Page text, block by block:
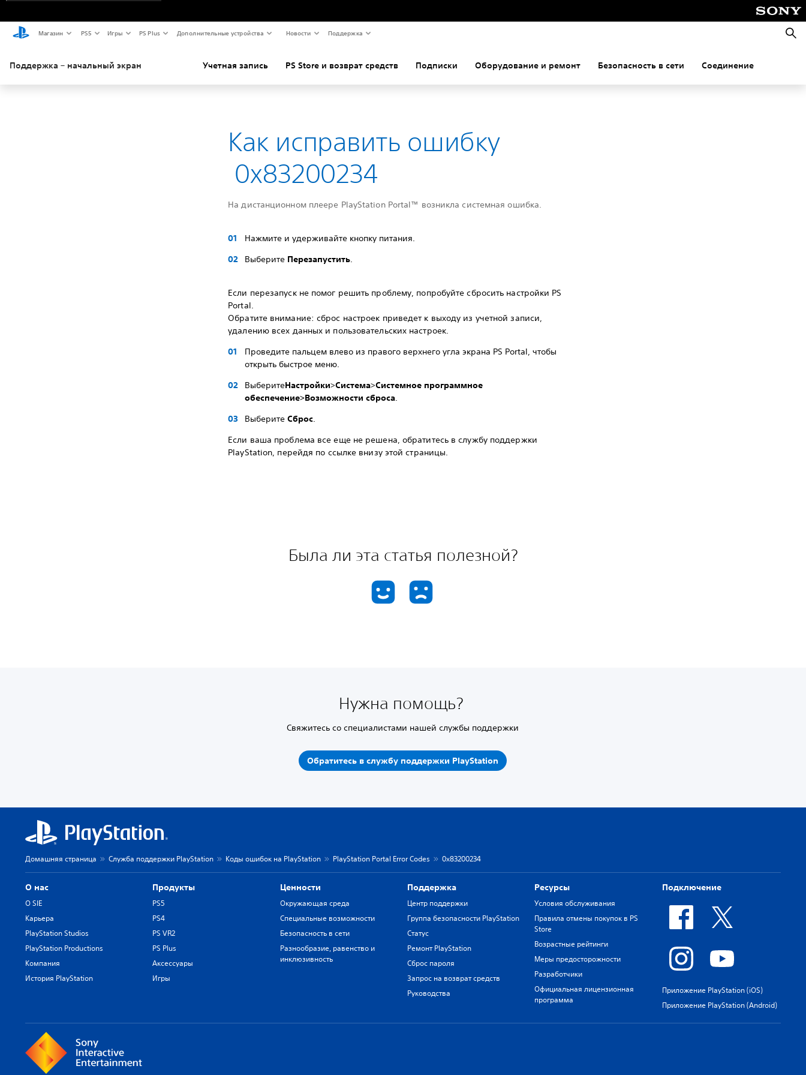
Магазин PS5 Игры PS Plus Дополнительные устройства Новости Поддержка
Поиск
Поддержка – начальный экран Учетная запись PS Store и возврат средств Подписки Оборудование и ремонт Безопасность в сети Соединение
Как исправить ошибку
0x83200234
На дистанционном плеере PlayStation Portal™ возникла системная ошибка.
Нажмите и удерживайте кнопку питания.
Выберите Перезапустить.
Если перезапуск не помог решить проблему, попробуйте сбросить настройки PS
Portal.
Обратите внимание: сброс настроек приведет к выходу из учетной записи,
удалению всех данных и пользовательских настроек.
Проведите пальцем влево из правого верхнего угла экрана PS Portal, чтобы
открыть быстрое меню.
ВыберитеНастройки>Система>Системное программное
обеспечение>Возможности сброса.
ВыберитеСброс.
Если ваша проблема все еще не решена, обратитесь в службу поддержки
PlayStation, перейдя по ссылке внизу этой страницы.
Была ли эта статья полезной?
Нужна помощь?
Свяжитесь со специалистами нашей службы поддержки
Обратитесь в службу поддержки PlayStation
Домашняя страница Служба поддержки PlayStation Коды ошибок на PlayStation PlayStation Portal Error Codes 0x83200234
О нас
О SIE
Карьера
PlayStation Studios
PlayStation Productions
Компания
История PlayStation
Продукты
PS5
PS4
PS VR2
PS Plus
Аксессуары
Игры
Ценности
Окружающая среда
Специальные возможности
Безопасность в сети
Разнообразие, равенство и
инклюзивность
Поддержка
Центр поддержки
Группа безопасности PlayStation
Статус
Ремонт PlayStation
Сброс пароля
Запрос на возврат средств
Руководства
Ресурсы
Условия обслуживания
Правила отмены покупок в PS
Store
Возрастные рейтинги
Меры предосторожности
Разработчики
Официальная лицензионная
программа
Подключение
Приложение PlayStation (iOS)
Приложение PlayStation (Android)